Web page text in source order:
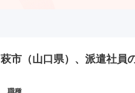
萩市（山口県）、派遣社員
職種